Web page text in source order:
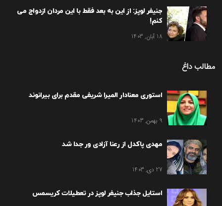
جنیفر لوپز: از این به بعد فقط با این مردان ازدواج می
کنم!
18 آبان, 1403
مطالب داغ
استوری معنادار المیرا شریفی مقدم برای بیرانوند
9 بهمن, 1403
مهدی پاکدل از رعنا آزادی ور جدا شد
27 دی, 1403
استایل جذاب جنیفر لوپز در تعطیلات کریسمس